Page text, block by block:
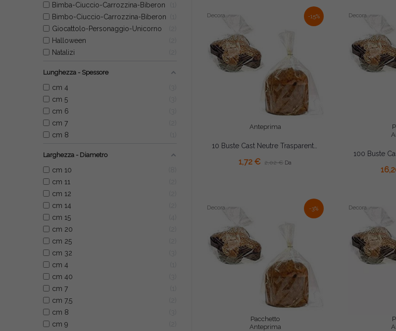
Bimba-Ciuccio-Carrozzina-Biberon
Bimbo-Ciuccio-Carrozzina-Biberon
Giocattolo-Personaggio-Unicorno
Halloween
Natalizi
Lunghezza - Spessore
cm 4
cm 5
cm 6
cm 7
cm 8
Larghezza - Diametro
cm 10
cm 11
cm 12
cm 14
cm 15
cm 20
cm 25
cm 32
cm 4
cm 40
cm 7
cm 7,5
cm 8
cm 9
-15%
Anteprima
Decora
1,72 € 2,02 € Da
Decora
-3%
Pacchetto
Anteprima
Decora Decora